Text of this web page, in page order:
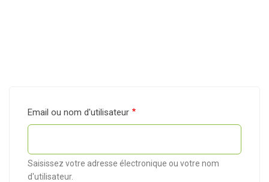
Email ou nom d'utilisateur
Saisissez votre adresse électronique ou votre nom
d'utilisateur.